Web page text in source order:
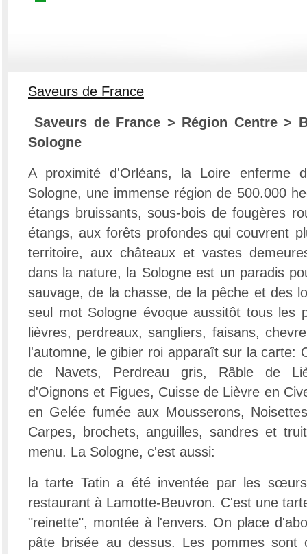
Saveurs de France
Saveurs de France > Région Centre >
Sologne
A proximité d'Orléans, la Loire enferme
Sologne, une immense région de 500.000
étangs bruissants, sous-bois de fougères
étangs, aux forêts profondes qui couvrent
territoire, aux châteaux et vastes
dans la nature, la Sologne est un paradis
sauvage, de la chasse, de la pêche et des
seul mot Sologne évoque aussitôt tous les
lièvres, perdreaux, sangliers, faisans,
l'automne, le gibier roi apparaît sur la carte:
de Navets, Perdreau gris, Râble de
d'Oignons et Figues, Cuisse de Lièvre en
en Gelée fumée aux Mousserons,
Carpes, brochets, anguilles, sandres et
menu. La Sologne, c'est aussi:
la tarte Tatin a été inventée par les
restaurant à Lamotte-Beuvron. C'est une
"reinette", montée à l'envers. On place
pâte brisée au dessus. Les pommes sont